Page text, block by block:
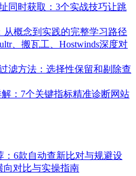
同时获取：3个实战技巧让跳
概念到实践的完整学习路径
、搬瓦工、Hostwinds深度对
滤方法：选择性保留和剔除查
：7个关键指标精准诊断网站
6款自动查新比对与规避设
向对比与实操指南